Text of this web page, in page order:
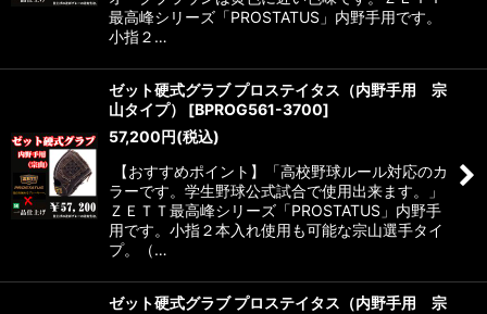
最高峰シリーズ「PROSTATUS」内野手用です。
小指２…
ゼット硬式グラブ プロステイタス（内野手用 宗
山タイプ）
[BPROG561-3700]
57,200円(税込)
【おすすめポイント】「高校野球ルール対応のカ
ラーです。学生野球公式試合で使用出来ます。」
ＺＥＴＴ最高峰シリーズ「PROSTATUS」内野手
用です。小指２本入れ使用も可能な宗山選手タイ
プ。（…
ゼット硬式グラブ プロステイタス（内野手用 宗